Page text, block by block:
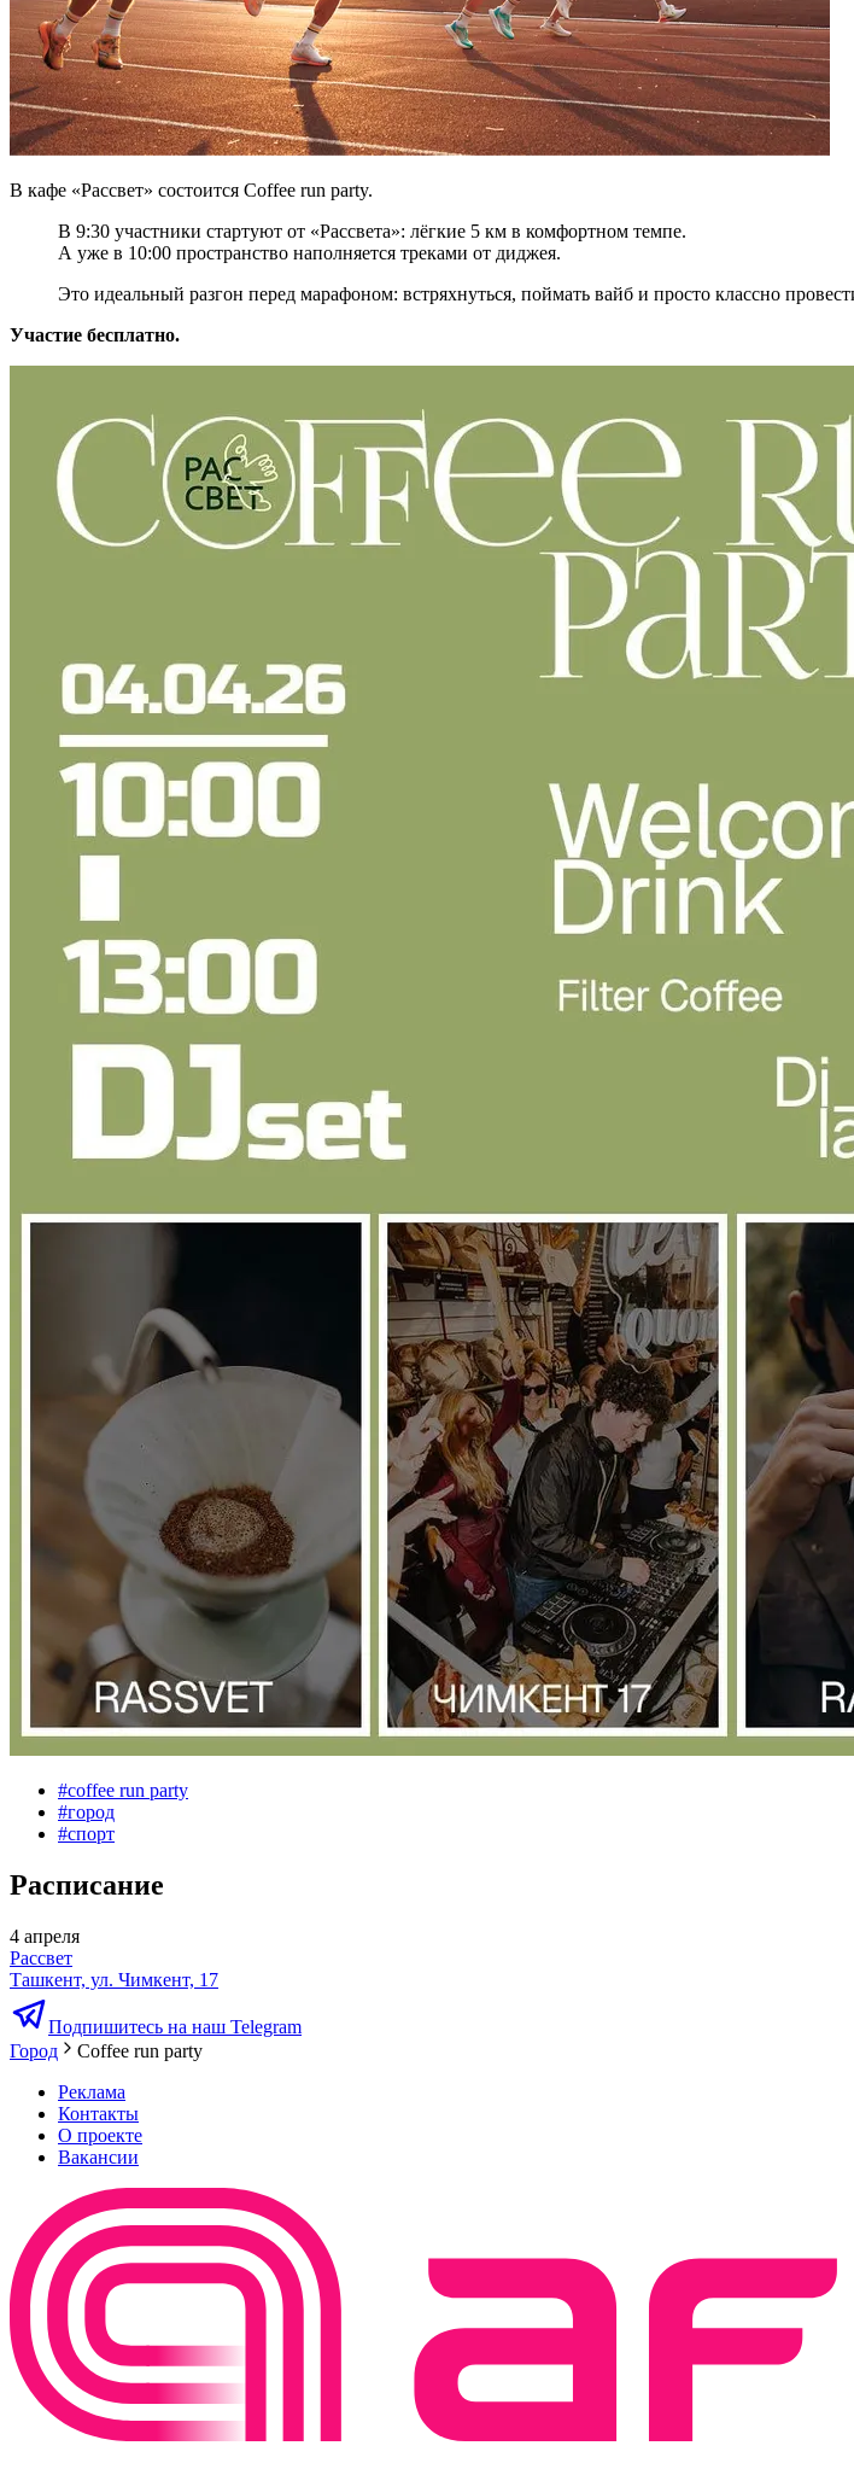
В кафе «Рассвет» состоится Coffee run party.
В 9:30 участники стартуют от «Рассвета»: лёгкие 5 км в комфортном темпе.
А уже в 10:00 пространство наполняется треками от диджея.
Это идеальный разгон перед марафоном: встряхнуться, поймать вайб и просто классно
Участие бесплатно.
#coffee run party
#город
#спорт
Расписание
4 апреля
Рассвет
Ташкент, ул. Чимкент, 17
Подпишитесь на наш Telegram
Город
Coffee run party
Реклама
Контакты
О проекте
Вакансии